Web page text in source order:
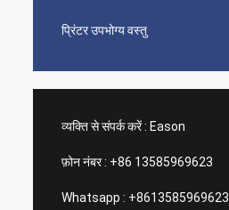
प्रिंटर उपभोग्य वस्तु
व्यक्ति से संपर्क करें : Eason
फ़ोन नंबर : +86 13585969623
Whatsapp : +8613585969623